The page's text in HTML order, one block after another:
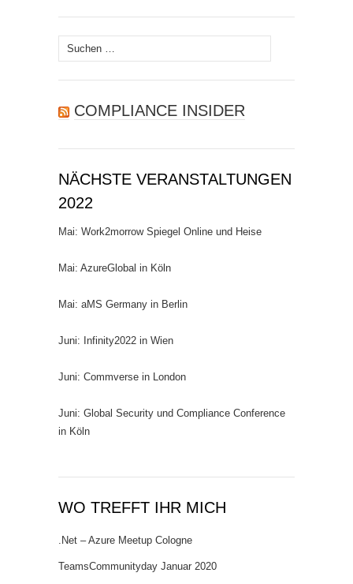
Suchen
nach:
COMPLIANCE INSIDER
NÄCHSTE VERANSTALTUNGEN
2022
Mai: Work2morrow Spiegel Online und Heise
Mai: AzureGlobal in Köln
Mai: aMS Germany in Berlin
Juni: Infinity2022 in Wien
Juni: Commverse in London
Juni: Global Security und Compliance Conference
in Köln
WO TREFFT IHR MICH
.Net – Azure Meetup Cologne
TeamsCommunityday Januar 2020